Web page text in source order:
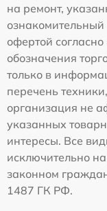
на ремонт,
офертой
обозначения
только в
перечень
организация не
указанных
интересы. Все
исключительно
законном
1487 ГК РФ.